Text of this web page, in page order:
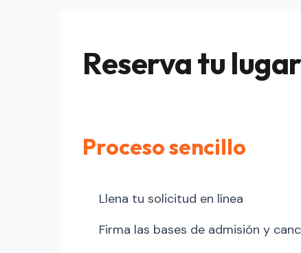
Reserva tu lugar
Proceso sencillo
Llena tu solicitud en línea
Firma las bases de admisión y